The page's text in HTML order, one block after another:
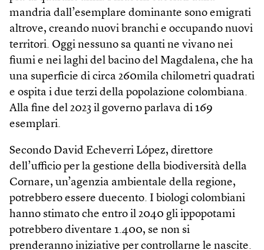
mandria dall’esemplare dominante sono emigrati
altrove, creando nuovi branchi e occupando nuovi
territori. Oggi nessuno sa quanti ne vivano nei
fiumi e nei laghi del bacino del Mag­dalena, che ha
una superficie di circa 260mila chilometri quadrati
e ospita i due terzi della popolazione colombiana.
Alla fine del 2023 il governo parlava di 169
esemplari.
Secondo David Echeverri López, direttore
dell’ufficio per la gestione della biodiversità della
Cornare, un’agenzia ambientale della regione,
potrebbero essere duecento. I biologi colombiani
hanno stimato che entro il 2040 gli ippopotami
potrebbero diventare 1.400, se non si
prenderanno iniziative per controllarne le nascite.